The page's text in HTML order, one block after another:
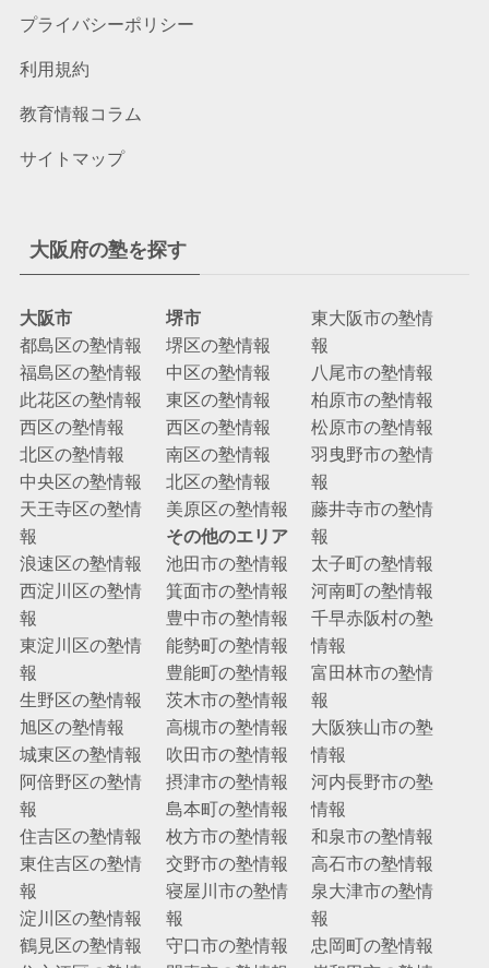
プライバシーポリシー
利用規約
教育情報コラム
サイトマップ
大阪府の塾を探す
大阪市
都島区の塾情報
福島区の塾情報
此花区の塾情報
西区の塾情報
北区の塾情報
中央区の塾情報
天王寺区の塾情
報
浪速区の塾情報
西淀川区の塾情
報
東淀川区の塾情
報
生野区の塾情報
旭区の塾情報
城東区の塾情報
阿倍野区の塾情
報
住吉区の塾情報
東住吉区の塾情
報
淀川区の塾情報
鶴見区の塾情報
堺市
堺区の塾情報
中区の塾情報
東区の塾情報
西区の塾情報
南区の塾情報
北区の塾情報
美原区の塾情報
その他のエリア
池田市の塾情報
箕面市の塾情報
豊中市の塾情報
能勢町の塾情報
豊能町の塾情報
茨木市の塾情報
高槻市の塾情報
吹田市の塾情報
摂津市の塾情報
島本町の塾情報
枚方市の塾情報
交野市の塾情報
寝屋川市の塾情
報
守口市の塾情報
東大阪市の塾情
報
八尾市の塾情報
柏原市の塾情報
松原市の塾情報
羽曳野市の塾情
報
藤井寺市の塾情
報
太子町の塾情報
河南町の塾情報
千早赤阪村の塾
情報
富田林市の塾情
報
大阪狭山市の塾
情報
河内長野市の塾
情報
和泉市の塾情報
高石市の塾情報
泉大津市の塾情
報
忠岡町の塾情報